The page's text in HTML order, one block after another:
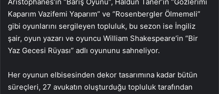
Aristophanes’in “Barış Oyunu”, Haldun Taner’in “Gözlerimi
Kaparım Vazifemi Yaparım” ve “Rosenbergler Ölmemeli”
gibi oyunlarını sergileyen topluluk, bu sezon ise İngiliz
şair, oyun yazarı ve oyuncu William Shakespeare’in “Bir
Yaz Gecesi Rüyası” adlı oyununu sahneliyor.
Her oyunun elbisesinden dekor tasarımına kadar bütün
süreçleri, 27 avukatın oluşturduğu topluluk tarafından